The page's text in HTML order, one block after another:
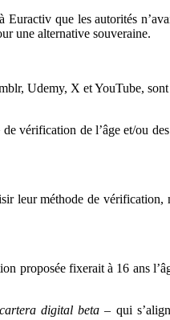
que les autorités
une alternative souveraine.
Udemy, X et YouTube,
de vérification de l’âge et/ou
leur méthode de vérification,
proposée fixerait à 16 ans
cartera digital beta – qui